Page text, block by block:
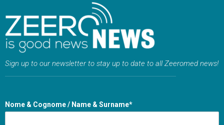
Sign up to our newsletter to stay up to date to all Zeeromed news!
Nome & Cognome / Name & Surname*